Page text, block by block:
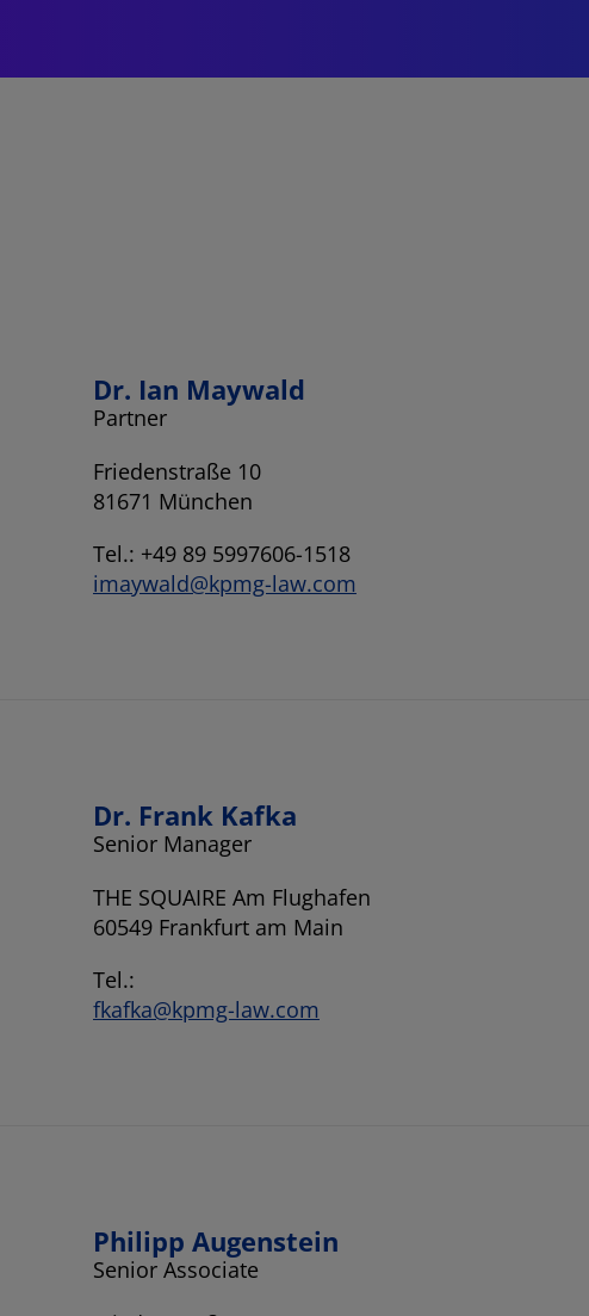
Dr. Ian Maywald
Partner
Friedenstraße 10
81671 München
Tel.: +49 89 5997606-1518
imaywald@kpmg-law.com
Dr. Frank Kafka
Senior Manager
THE SQUAIRE Am Flughafen
60549 Frankfurt am Main
Tel.:
fkafka@kpmg-law.com
Philipp Augenstein
Senior Associate